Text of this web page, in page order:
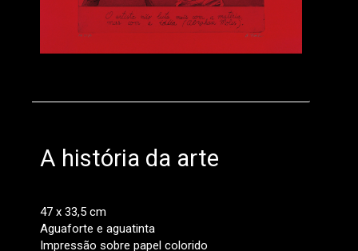
A história da arte
47 x 33,5 cm
Aguaforte e aguatinta
Impressão sobre papel colorido